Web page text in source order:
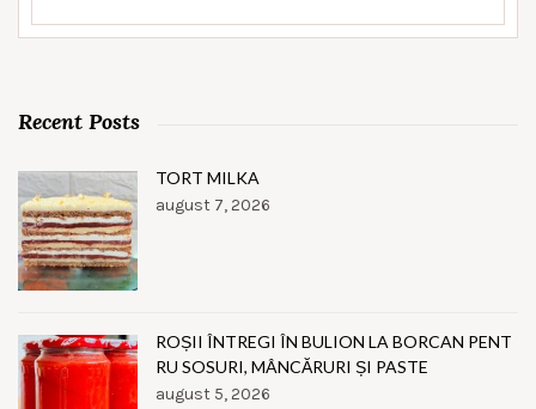
Recent Posts
TORT MILKA
august 7, 2026
ROȘII ÎNTREGI ÎN BULION LA BORCAN PENT
RU SOSURI, MÂNCĂRURI ȘI PASTE
august 5, 2026